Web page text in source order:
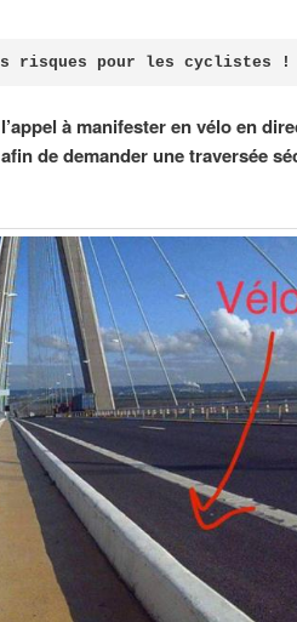
risques pour les cyclistes !
à manifester en vélo en
de demander une traversée